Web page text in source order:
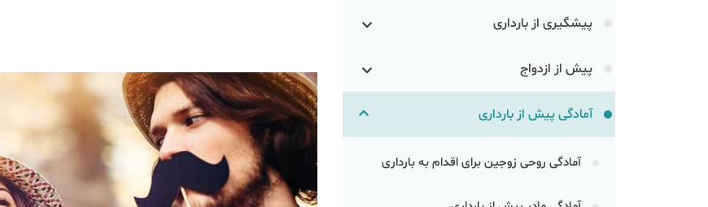
پیشگیری از بارداری
پیش از ازدواج
آمادگی پیش از بارداری
آمادگی روحی زوجین برای اقدام به بارداری